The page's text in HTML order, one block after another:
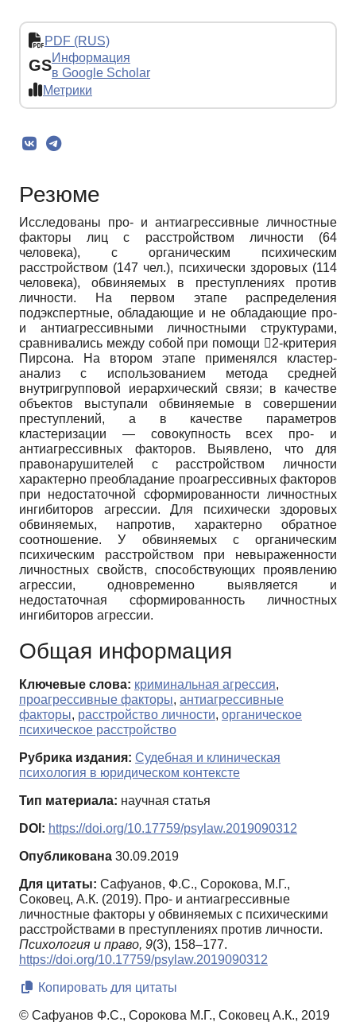
PDF (RUS)
GSИнформация
в Google Scholar
Метрики
Резюме
Исследованы про- и антиагрессивные личностные
факторы лиц с расстройством личности (64
человека), с органическим психическим
расстройством (147 чел.), психически здоровых (114
человека), обвиняемых в преступлениях против
личности. На первом этапе распределения
подэкспертные, обладающие и не обладающие про-
и антиагрессивными личностными структурами,
сравнивались между собой при помощи 2-критерия
Пирсона. На втором этапе применялся кластер-
анализ с использованием метода средней
внутригрупповой иерархический связи; в качестве
объектов выступали обвиняемые в совершении
преступлений, а в качестве параметров
кластеризации — совокупность всех про- и
антиагрессивных факторов. Выявлено, что для
правонарушителей с расстройством личности
характерно преобладание проагрессивных факторов
при недостаточной сформированности личностных
ингибиторов агрессии. Для психически здоровых
обвиняемых, напротив, характерно обратное
соотношение. У обвиняемых с органическим
психическим расстройством при невыраженности
личностных свойств, способствующих проявлению
агрессии, одновременно выявляется и
недостаточная сформированность личностных
ингибиторов агрессии.
Общая информация
Ключевые слова: криминальная агрессия,
проагрессивные факторы, антиагрессивные
факторы, расстройство личности, органическое
психическое расстройство
Рубрика издания: Судебная и клиническая
психология в юридическом контексте
Тип материала: научная статья
DOI: https://doi.org/10.17759/psylaw.2019090312
Опубликована 30.09.2019
Для цитаты: Сафуанов, Ф.С., Сорокова, М.Г.,
Соковец, А.К. (2019). Про- и антиагрессивные
личностные факторы у обвиняемых с психическими
расстройствами в преступлениях против личности.
Психология и право, 9(3), 158–177.
https://doi.org/10.17759/psylaw.2019090312
Копировать для цитаты
© Сафуанов Ф.С., Сорокова М.Г., Соковец А.К., 2019